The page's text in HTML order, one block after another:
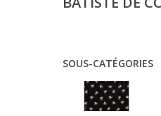
SOUS-CATÉGORIES